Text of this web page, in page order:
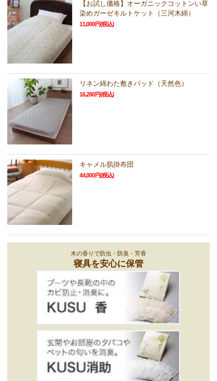
【お試し価格】オーガニックコットンい草
染めガーゼキルトケット（三河木綿）
11,000円(税込)
リネン綿わた敷きパッド（天然色）
16,280円(税込)
キャメル肌掛布団
44,000円(税込)
木の香りで防虫・防臭・芳香
寝具を安心に保管